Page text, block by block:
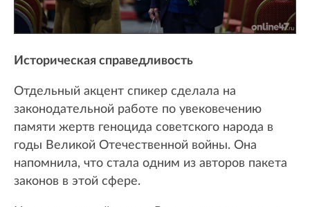
Историческая справедливость
Отдельный акцент спикер сделала на
законодательной работе по увековечению
памяти жертв геноцида советского народа в
годы Великой Отечественной войны. Она
напомнила, что стала одним из авторов пакета
законов в этой сфере.